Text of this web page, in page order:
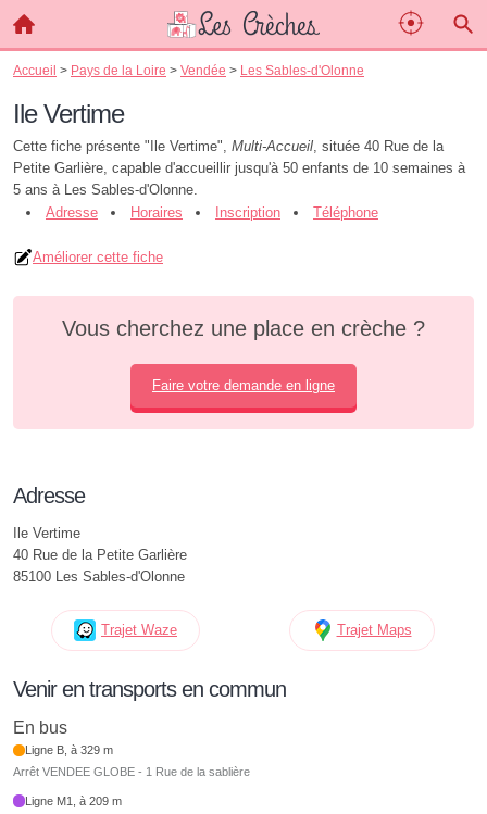
Accueil > Pays de la Loire > Vendée > Les Sables-d'Olonne
Ile Vertime
Cette fiche présente "Ile Vertime", Multi-Accueil, située 40 Rue de la
Petite Garlière, capable d'accueillir jusqu'à 50 enfants de 10 semaines à
5 ans à Les Sables-d'Olonne.
Adresse
Horaires Inscription Téléphone
Améliorer cette fiche
Vous cherchez une place en crèche ?
Faire votre demande en ligne
Adresse
Ile Vertime
40 Rue de la Petite Garlière
85100 Les Sables-d'Olonne
Trajet Waze Trajet Maps
Venir en transports en commun
En bus
Ligne B, à 329 m
Arrêt VENDEE GLOBE - 1 Rue de la sablière
Ligne M1, à 209 m